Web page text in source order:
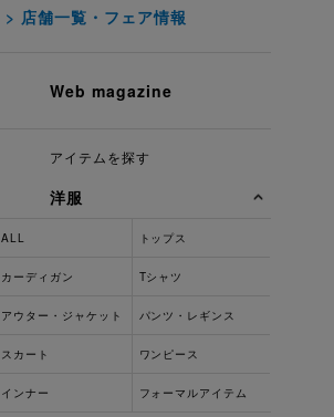
> 店舗一覧・フェア情報
Web magazine
アイテムを探す
洋服
ALL トップス
カーディガン Tシャツ
アウター・ジャケット パンツ・レギンス
スカート ワンピース
インナー フォーマルアイテム